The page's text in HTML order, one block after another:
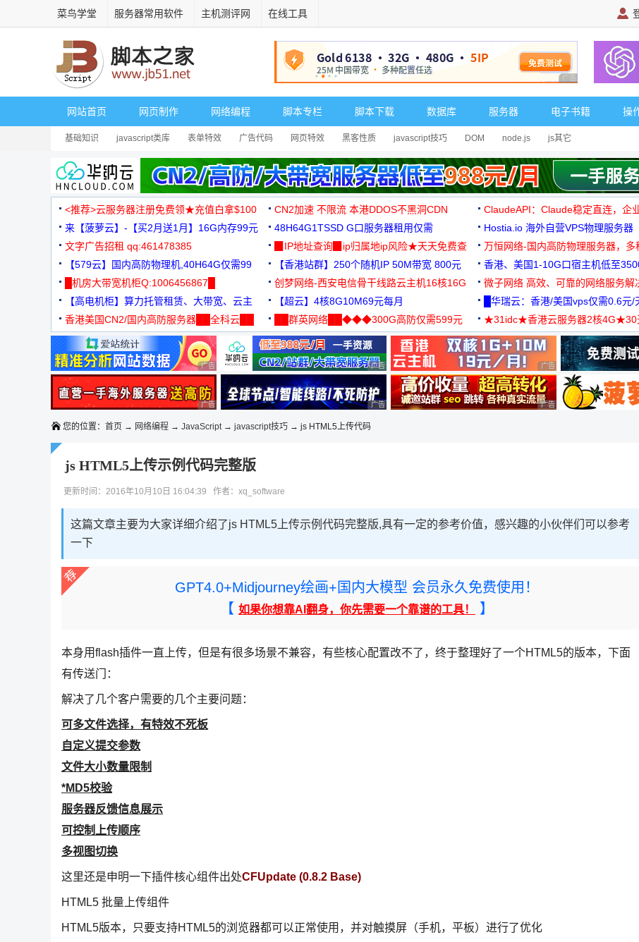
菜鸟学堂 服务器常用软件 主机测评网 在线工具
广告 商业广告，理性选
网站首页 网页制作 网络编程 脚本专栏 脚本下载 数据库 服务器 电子书籍 操
基础知识 javascript类库 表单特效 广告代码 网页特效 黑客性质 javascript技巧 DOM node.js js其它
<推荐>云服务器注册免费领★充值白拿$100 CN2加速 不限流 本港DDOS不黑洞CDN ClaudeAPI：Claude稳定直连，企
来【菠萝云】-【买2月送1月】16G内存99元
48H64G1TSSD G口服务器租用仅需
3000+可免费测试
Hostia.io 海外自营VPS物理服务器
文字广告招租 qq:461478385
▉IP地址查询▉ip归属地ip风险★天天免费查
万恒网络-国内高防物理服务器，多
99元/月起
【579云】国内高防物理机,40H64G仅需99
元
【香港站群】250个随机IP 50M带宽 800元 香港、美国1-10G口宿主机低至
█机房大带宽机柜Q:1006456867█
创梦网络-西安电信骨干线路云主机16核16G
88元/月
微子网络 高效、可靠的网络服务解
【高电机柜】算力托管租赁、大带宽、云主
机
【超云】4核8G10M69元每月 █华瑞云：香港/美国vps仅需0.6元/
香港美国CN2/国内高防服务器██全科云██
██群英网络██◆◆◆300G高防仅需599元
◆◆◆
★31idc★香港云服务器2核4G★30
用◆
广告 商业广告，理性选择 广告 商业广告，理性选择 广告 商业广告，理性选择
广告 商业广告，理性选择 广告 商业广告，理性选择 广告 商业广告，理性选择
您的位置： 首页 → 网络编程 → JavaScript→ javascript技巧 → js HTML5上传代码
js HTML5上传示例代码完整版
更新时间：2016年10月10日 16:04:39 作者：xq_software
这篇文章主要为大家详细介绍了js HTML5上传示例代码完整版,具有一定的参考价值，感兴趣的小伙伴们可以参考
一下
GPT4.0+Midjourney绘画+国内大模型 会员永久免费使用！
【 如果你想靠AI翻身，你先需要一个靠谱的工具！ 】
本身用flash插件一直上传，但是有很多场景不兼容，有些核心配置改不了，终于整理好了一个HTML5的版本，下面
有传送门：
解决了几个客户需要的几个主要问题：
可多文件选择，有特效不死板
自定义提交参数
文件大小数量限制
*MD5校验
服务器反馈信息展示
可控制上传顺序
多视图切换
这里还是申明一下插件核心组件出处CFUpdate (0.8.2 Base)
HTML5 批量上传组件
HTML5版本，只要支持HTML5的浏览器都可以正常使用，并对触摸屏（手机，平板）进行了优化